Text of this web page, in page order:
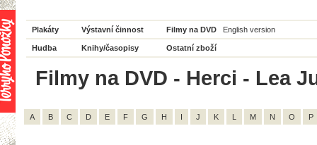
Plakáty Výstavní činnost Filmy na DVD English version
Hudba Knihy/časopisy Ostatní zboží
Filmy na DVD - Herci - Lea
A B C D E F G H I J K L M N O P